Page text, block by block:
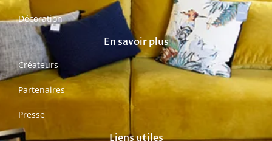
Décoration
En savoir plus
Créateurs
Partenaires
Presse
Liens utiles